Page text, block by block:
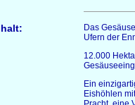
Das
Ufern der
12.000
Ein
Eishöhlen